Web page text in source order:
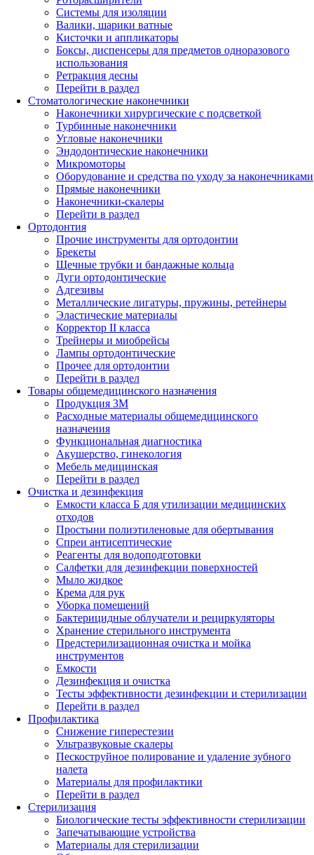
Системы для изоляции
Валики, шарики ватные
Кисточки и аппликаторы
Боксы, диспенсеры для предметов одноразового
использования
Ретракция десны
Перейти в раздел
Стоматологические наконечники
Наконечники хирургические с подсветкой
Турбинные наконечники
Угловые наконечники
Эндодонтические наконечники
Микромоторы
Оборудование и средства по уходу за наконечниками
Прямые наконечники
Наконечники-скалеры
Перейти в раздел
Ортодонтия
Прочие инструменты для ортодонтии
Брекеты
Щечные трубки и бандажные кольца
Дуги ортодонтические
Адгезивы
Металлические лигатуры, пружины, ретейнеры
Эластические материалы
Корректор II класса
Трейнеры и миобрейсы
Лампы ортодонтические
Прочее для ортодонтии
Перейти в раздел
Товары общемедицинского назначения
Продукция 3М
Расходные материалы общемедицинского
назначения
Функциональная диагностика
Акушерство, гинекология
Мебель медицинская
Перейти в раздел
Очистка и дезинфекция
Емкости класса Б для утилизации медицинских
отходов
Простыни полиэтиленовые для обертывания
Спреи антисептические
Реагенты для водоподготовки
Салфетки для дезинфекции поверхностей
Мыло жидкое
Крема для рук
Уборка помещений
Бактерицидные облучатели и рециркуляторы
Хранение стерильного инструмента
Предстерилизационная очистка и мойка
инструментов
Емкости
Дезинфекция и очистка
Тесты эффективности дезинфекции и стерилизации
Перейти в раздел
Профилактика
Снижение гиперестезии
Ультразвуковые скалеры
Пескоструйное полирование и удаление зубного
налета
Материалы для профилактики
Перейти в раздел
Стерилизация
Биологические тесты эффективности стерилизации
Запечатывающие устройства
Материалы для стерилизации